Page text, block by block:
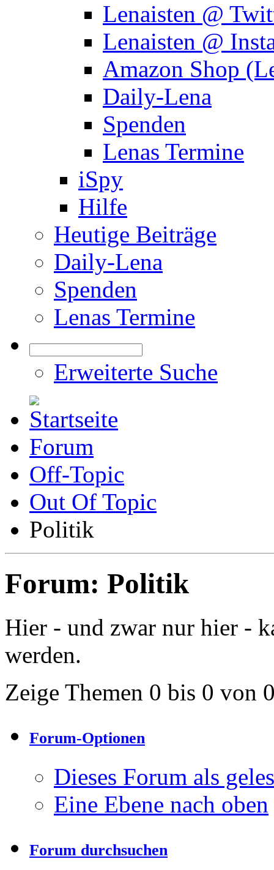
Lenaisten @
Lenaisten @
Amazon Shop
Daily-Lena
Spenden
Lenas Termine
iSpy
Hilfe
Heutige Beiträge
Daily-Lena
Spenden
Lenas Termine
Erweiterte Suche
Forum
Off-Topic
Out Of Topic
Politik
Forum: Politik
Hier - und zwar nur hier -
werden.
Zeige Themen 0 bis 0 von
Forum-Optionen
Dieses Forum als
Eine Ebene nach oben
Forum durchsuchen